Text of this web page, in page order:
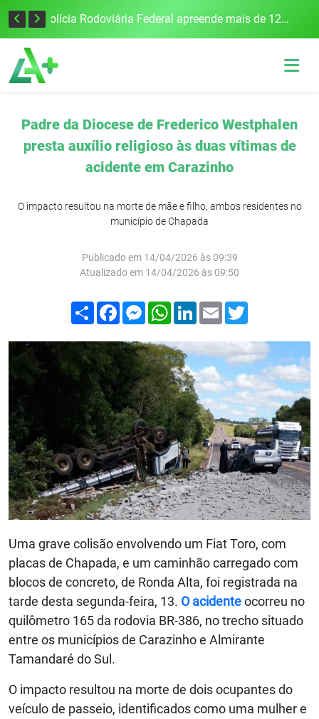
Tecnologia inovadora desenvolvida na UFSM/FW utiliza drones e IA para monitorar a qualidade da água Polícia Rodoviária Federal apreende mais de 120 quilos de maconha na BR-386, em Frederico Westphalen
Padre da Diocese de Frederico Westphalen
presta auxílio religioso às duas vítimas de
acidente em Carazinho
O impacto resultou na morte de mãe e filho, ambos residentes no
município de Chapada
Publicado em 14/04/2026 às 09:39
Atualizado em 14/04/2026 às 09:50
Compartilhar
FacebookMessenger
WhatsApp
LinkedIn
Email
Uma grave colisão envolvendo um Fiat Toro, com
placas de Chapada, e um caminhão carregado com
blocos de concreto, de Ronda Alta, foi registrada na
tarde desta segunda-feira, 13. O acidenteocorreu no
quilômetro 165 da rodovia BR-386, no trecho situado
entre os municípios de Carazinho e Almirante
Tamandaré do Sul.
O impacto resultou na morte de dois ocupantes do
veículo de passeio, identificados como uma mulher e